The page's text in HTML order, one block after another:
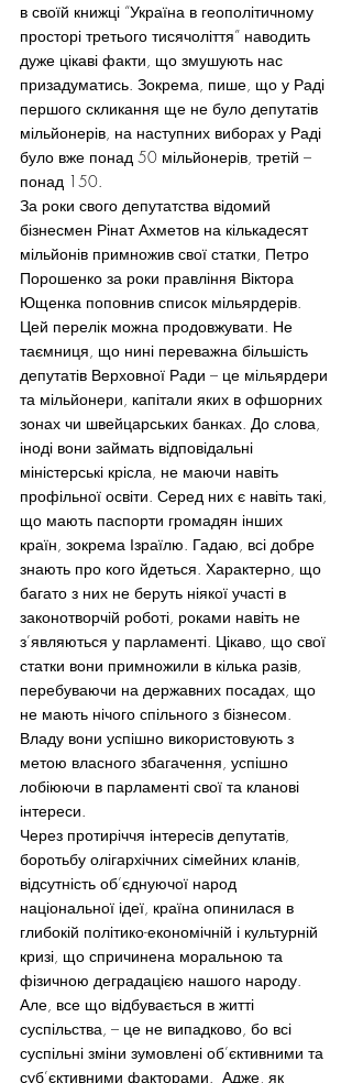
в своїй книжці “Україна в геополітичному
просторі третього тисячоліття” наводить
дуже цікаві факти, що змушують нас
призадуматись. Зокрема, пише, що у Раді
першого скликання ще не було депутатів
мільйонерів, на наступних виборах у Раді
було вже понад 50 мільйонерів, третій –
понад 150.
За роки свого депутатства відомий
бізнесмен Рінат Ахметов на кількадесят
мільйонів примножив свої статки, Петро
Порошенко за роки правління Віктора
Ющенка поповнив список мільярдерів.
Цей перелік можна продовжувати. Не
таємниця, що нині переважна більшість
депутатів Верховної Ради – це мільярдери
та мільйонери, капітали яких в офшорних
зонах чи швейцарських банках. До слова,
іноді вони займать відповідальні
міністерські крісла, не маючи навіть
профільної освіти. Серед них є навіть такі,
що мають паспорти громадян інших
країн, зокрема Ізраїлю. Гадаю, всі добре
знають про кого йдеться. Характерно, що
багато з них не беруть ніякої участі в
законотворчій роботі, роками навіть не
з’являються у парламенті. Цікаво, що свої
статки вони примножили в кілька разів,
перебуваючи на державних посадах, що
не мають нічого спільного з бізнесом.
Владу вони успішно використовують з
метою власного збагачення, успішно
лобіюючи в парламенті свої та кланові
інтереси.
Через протиріччя інтересів депутатів,
боротьбу олігархічних сімейних кланів,
відсутність об’єднуючої народ
національної ідеї, країна опинилася в
глибокій політико-економічній і культурній
кризі, що спричинена моральною та
фізичною деградацією нашого народу.
Але, все що відбувається в житті
суспільства, – це не випадково, бо всі
суспільні зміни зумовлені об’єктивними та
суб’єктивними факторами.  Адже, як